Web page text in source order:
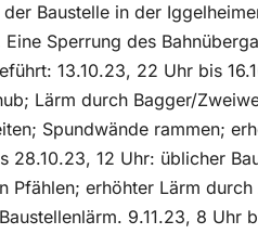
Baustelle in der
Sperrung des
13.10.23, 22 Uhr bis
Lärm durch Bagger/
Spundwände rammen;
28.10.23, 12 Uhr: üblicher
Pfählen; erhöhter Lärm
9.11.23, 8 Uhr